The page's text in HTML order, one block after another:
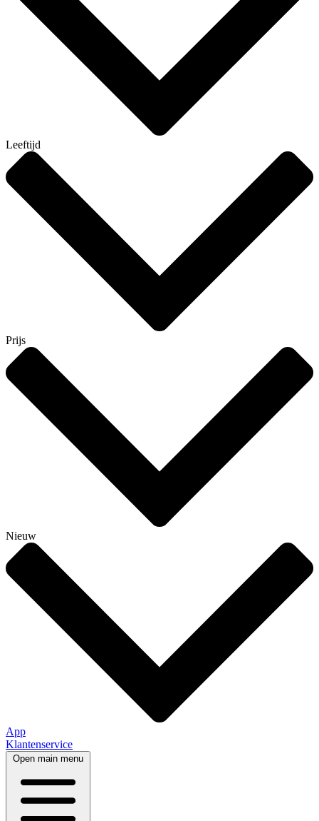
Leeftijd
Prijs
Nieuw
App
Klantenservice
Open main menu